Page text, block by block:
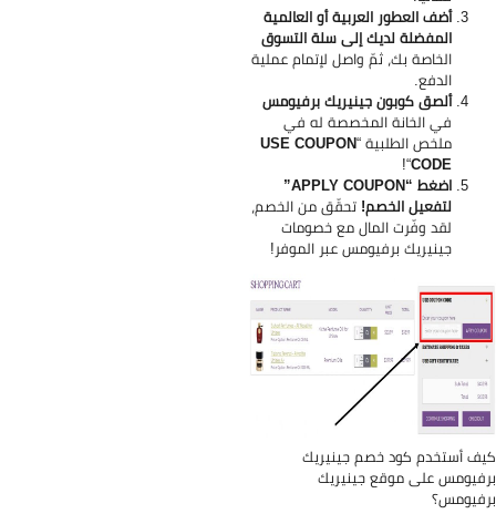
أضف العطور العربية أو العالمية
المفضلة لديك إلى سلة التسوق
الخاصة بك، ثمّ واصل لإتمام عملية
الدفع.
ألصق كوبون جينيريك برفيومس
في الخانة المخصصة له في
ملخص الطلبية “USE COUPON
CODE
“!
اضغط “APPLY COUPON”
لتفعيل الخصم!تحقّق من الخصم،
لقد وفّرت المال مع خصومات
جينيريك برفيومس عبر الموفر!
أستخدم كود خصم جينيريك
على موقع جينيريك